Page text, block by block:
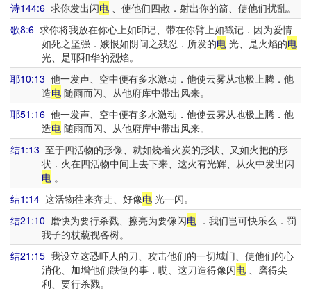
诗144:6 求你发出闪电 、使他们四散．射出你的箭、使他们扰乱。
歌8:6 求你将我放在你心上如印记、带在你臂上如戳记．因为爱情
如死之坚强．嫉恨如阴间之残忍．所发的电光、是火焰的电
光、是耶和华的烈焰。
耶10:13 他一发声、空中便有多水激动．他使云雾从地极上腾．他
造电随雨而闪、从他府库中带出风来。
耶51:16 他一发声、空中便有多水激动．他使云雾从地极上腾．他
造电随雨而闪、从他府库中带出风来。
结1:13 至于四活物的形像、就如烧着火炭的形状、又如火把的形
状．火在四活物中间上去下来、这火有光辉、从火中发出闪
电。
结1:14 这活物往来奔走、好像电 光一闪。
结21:10 磨快为要行杀戮、擦亮为要像闪电 ．我们岂可快乐么．罚
我子的杖藐视各树。
结21:15 我设立这恐吓人的刀、攻击他们的一切城门、使他们的心
消化、加增他们跌倒的事．哎、这刀造得像闪电、磨得尖
利、要行杀戮。